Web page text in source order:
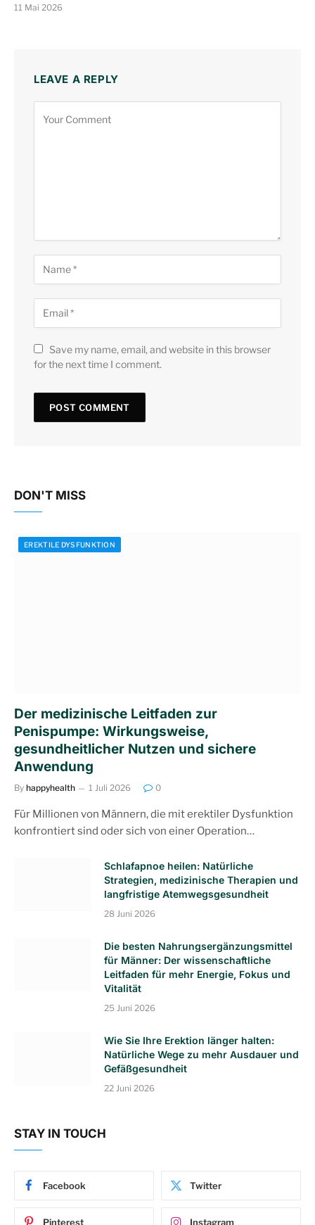
11 Mai 2026
LEAVE A REPLY
Save my name, email, and website in this browser
for the next time I comment.
DON'T MISS
EREKTILE DYSFUNKTION
Der medizinische Leitfaden zur
Penispumpe: Wirkungsweise,
gesundheitlicher Nutzen und sichere
Anwendung
By happyhealth 1 Juli 2026 0
Für Millionen von Männern, die mit erektiler Dysfunktion
konfrontiert sind oder sich von einer Operation…
Schlafapnoe heilen: Natürliche
Strategien, medizinische Therapien und
langfristige Atemwegsgesundheit
28 Juni 2026
Die besten Nahrungsergänzungsmittel
für Männer: Der wissenschaftliche
Leitfaden für mehr Energie, Fokus und
Vitalität
25 Juni 2026
Wie Sie Ihre Erektion länger halten:
Natürliche Wege zu mehr Ausdauer und
Gefäßgesundheit
22 Juni 2026
STAY IN TOUCH
Facebook Twitter
Pinterest Instagram